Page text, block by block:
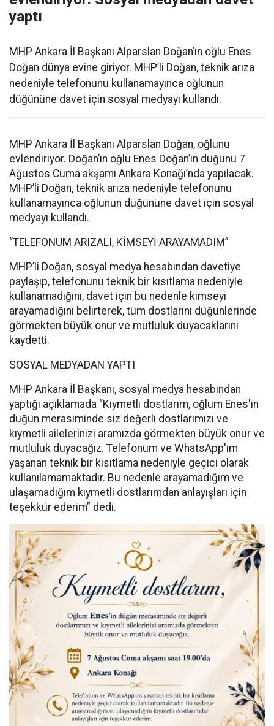
yaptı
MHP Ankara İl Başkanı Alparslan Doğan’ın oğlu Enes
Doğan dünya evine giriyor. MHP’li Doğan, teknik arıza
nedeniyle telefonunu kullanamayınca oğlunun
düğününe davet için sosyal medyayı kullandı.
MHP Ankara İl Başkanı Alparslan Doğan, oğlunu
evlendiriyor. Doğan’ın oğlu Enes Doğan’ın düğünü 7
Ağustos Cuma akşamı Ankara Konağı’nda yapılacak.
MHP’li Doğan, teknik arıza nedeniyle telefonunu
kullanamayınca oğlunun düğününe davet için sosyal
medyayı kullandı.
“TELEFONUM ARIZALI, KİMSEYİ ARAYAMADIM”
MHP’li Doğan, sosyal medya hesabından davetiye
paylaşıp, telefonunu teknik bir kısıtlama nedeniyle
kullanamadığını, davet için bu nedenle kimseyi
arayamadığını belirterek, tüm dostlarını düğünlerinde
görmekten büyük onur ve mutluluk duyacaklarını
kaydetti.
SOSYAL MEDYADAN YAPTI
MHP Ankara İl Başkanı, sosyal medya hesabından
yaptığı açıklamada “Kıymetli dostlarım, oğlum Enes'in
düğün merasiminde siz değerli dostlarımızı ve
kıymetli ailelerinizi aramızda görmekten büyük onur ve
mutluluk duyacağız. Telefonum ve WhatsApp'ım
yaşanan teknik bir kısıtlama nedeniyle geçici olarak
kullanılamamaktadır. Bu nedenle arayamadığım ve
ulaşamadığım kıymetli dostlarımdan anlayışları için
teşekkür ederim” dedi.